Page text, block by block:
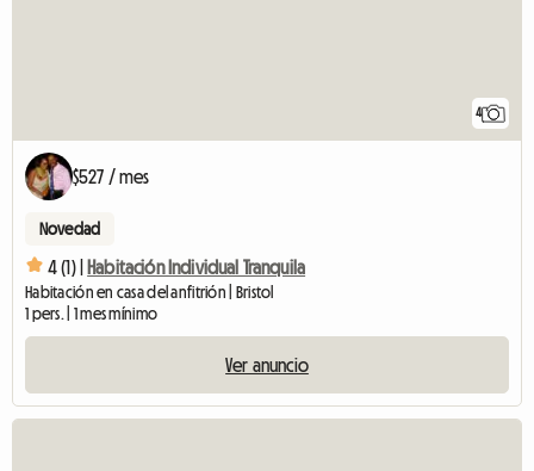
4
$527 / mes
Novedad
4 (1) | Habitación Individual Tranquila
Habitación en casa del anfitrión | Bristol
1 pers. | 1 mes mínimo
Ver anuncio